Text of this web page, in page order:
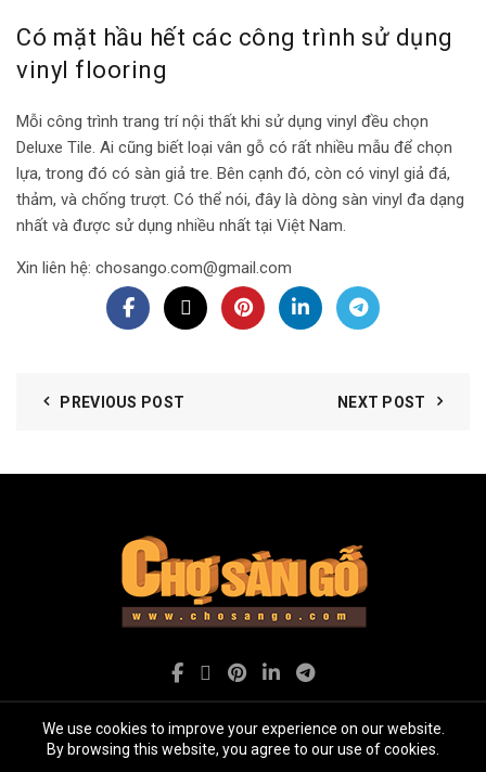
Có mặt hầu hết các công trình sử dụng
vinyl flooring
Mỗi công trình trang trí nội thất khi sử dụng vinyl đều chọn
Deluxe Tile. Ai cũng biết loại vân gỗ có rất nhiều mẫu để chọn
lựa, trong đó có sàn giả tre. Bên cạnh đó, còn có vinyl giả đá,
thảm, và chống trượt. Có thể nói, đây là dòng sàn vinyl đa dạng
nhất và được sử dụng nhiều nhất tại Việt Nam.
Xin liên hệ: chosango.com@gmail.com
PREVIOUS POST NEXT POST
We use cookies to improve your experience on our website.
By browsing this website, you agree to our use of cookies.